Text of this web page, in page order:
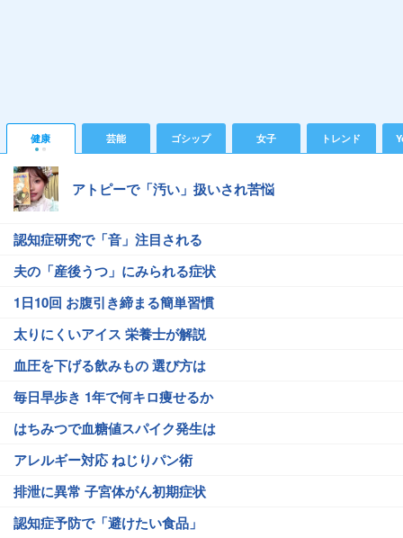
健康 芸能 ゴシップ 女子 トレンド
アトピーで「汚い」扱いされ苦悩
認知症研究で「音」注目される
夫の「産後うつ」にみられる症状
1日10回 お腹引き締まる簡単習慣
太りにくいアイス 栄養士が解説
血圧を下げる飲みもの 選び方は
毎日早歩き 1年で何キロ痩せるか
はちみつで血糖値スパイク発生は
アレルギー対応 ねじりパン術
排泄に異常 子宮体がん初期症状
認知症予防で「避けたい食品」